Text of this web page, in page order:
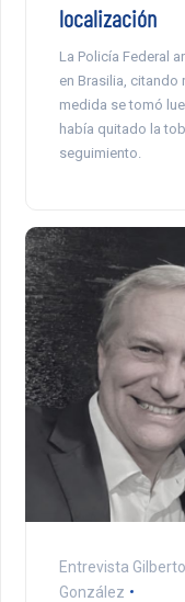
localización
La Policía Federal
en Brasilia,
medida se tomó
había quitado la
seguimiento.
Entrevista
González